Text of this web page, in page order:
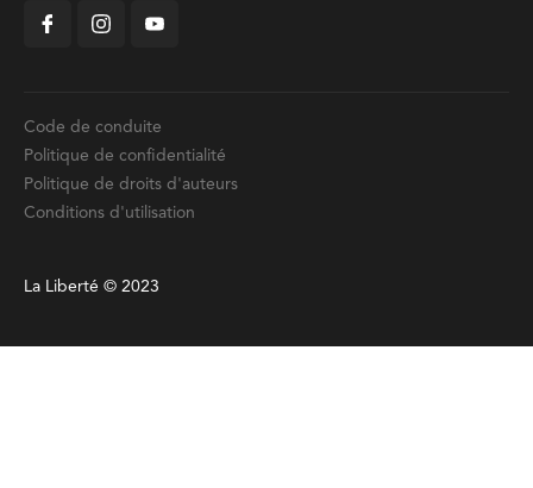
Code de conduite
Politique de confidentialité
Politique de droits d'auteurs
Conditions d'utilisation
La Liberté © 2023